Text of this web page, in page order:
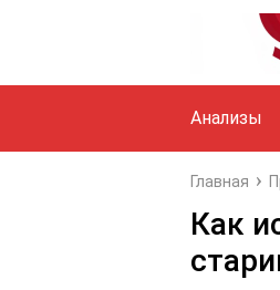
Анализы
Главная
Как